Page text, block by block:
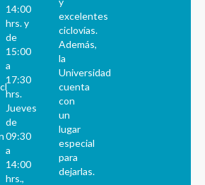
14:00
hrs. y
de
15:00
a
17:30
hrs.
Jueves
de
09:30
a
14:00
hrs.,
excelentes
ciclovías.
Además,
la
Universidad
cuenta
con
un
lugar
especial
para
dejarlas.